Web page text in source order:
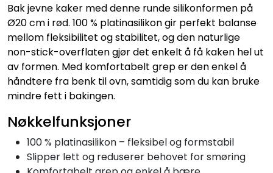
Bak jevne kaker med denne runde silikonformen på
Ø20 cm i rød. 100 % platinasilikon gir perfekt balanse
mellom fleksibilitet og stabilitet, og den naturlige
non-stick-overflaten gjør det enkelt å få kaken hel ut
av formen. Med komfortabelt grep er den enkel å
håndtere fra benk til ovn, samtidig som du kan bruke
mindre fett i bakingen.
Nøkkelfunksjoner
100 % platinasilikon – fleksibel og formstabil
Slipper lett og reduserer behovet for smøring